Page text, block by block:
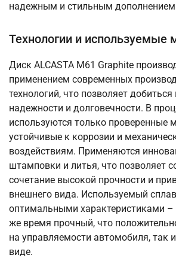
надежным и стильным дополнением
Технологии и используемые
Диск ALCASTA M61 Graphite
применением современных
технологий, что позволяет
надежности и долговечности. В
используются только проверенные
устойчивые к коррозии и
воздействиям. Применяются
штамповки и литья, что позволяет
сочетание высокой прочности и
внешнего вида. Используемый
оптимальными характеристиками –
же время прочный, что
на управляемости автомобиля, так
виде.